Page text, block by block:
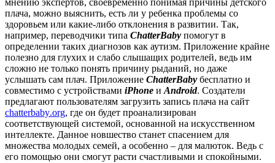
мнению экспертов, своевременно понимая причины детского
плача, можно выяснить, есть ли у ребенка проблемы со
здоровьем или какие-либо отклонения в развитии. Так,
например, переводчики типа ChatterBaby помогут в
определении таких диагнозов как аутизм. Приложение крайне
полезно для глухих и слабо слышащих родителей, ведь им
сложно не только понять причину рыданий, но даже
услышать сам плач. Приложение ChatterBaby бесплатно и
совместимо с устройствами iPhone и Android. Создатели
предлагают пользователям загрузить запись плача на сайт
chatterbaby.org, где он будет проанализирован
соответствующей системой, основанной на искусственном
интеллекте. Данное новшество станет спасением для
множества молодых семей, а особенно – для малюток. Ведь с
его помощью они смогут расти счастливыми и спокойными.